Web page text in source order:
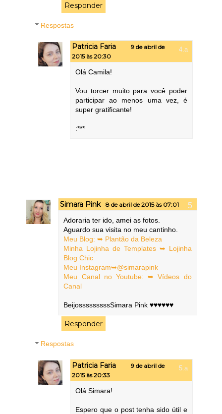
Responder
Respostas
Patricia Faria
9 de abril de
2015 às 20:30
Olá Camila!
Vou torcer muito para você poder
participar ao menos uma vez, é
super gratificante!
:***
Simara Pink 8 de abril de 2015 às 07:01
Adoraria ter ido, amei as fotos.
Aguardo sua visita no meu cantinho.
Meu Blog: ➥ Plantão da Beleza
Minha Lojinha de Templates ➥ Lojinha
Blog Chic
Meu Instagram➥@simarapink
Meu Canal no Youtube: ➥ Vídeos do
Canal
BeijosssssssssSimara Pink ♥♥♥♥♥♥
Responder
Respostas
Patricia Faria
9 de abril de
2015 às 20:33
Olá Simara!
Espero que o post tenha sido útil e